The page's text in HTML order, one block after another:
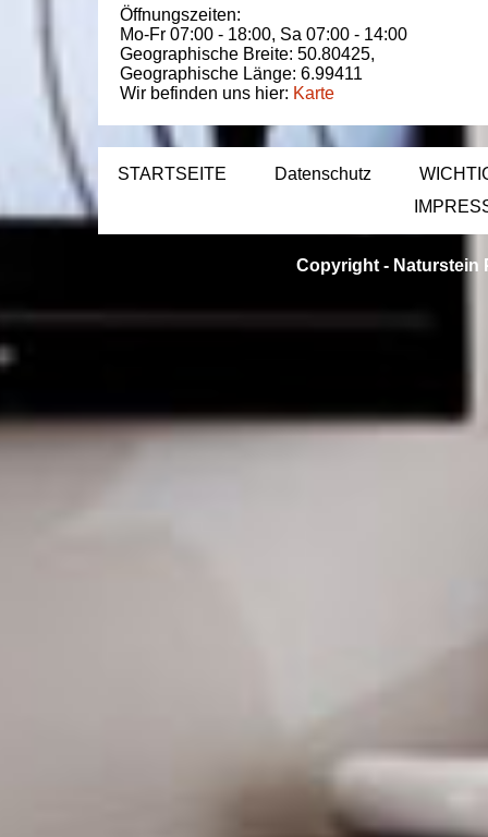
Öffnungszeiten:
Mo-Fr 07:00 - 18:00, Sa 07:00 - 14:00
Geographische Breite: 50.80425,
Geographische Länge: 6.99411
Wir befinden uns hier: Karte
STARTSEITE Datenschutz
Copyright - Naturstein